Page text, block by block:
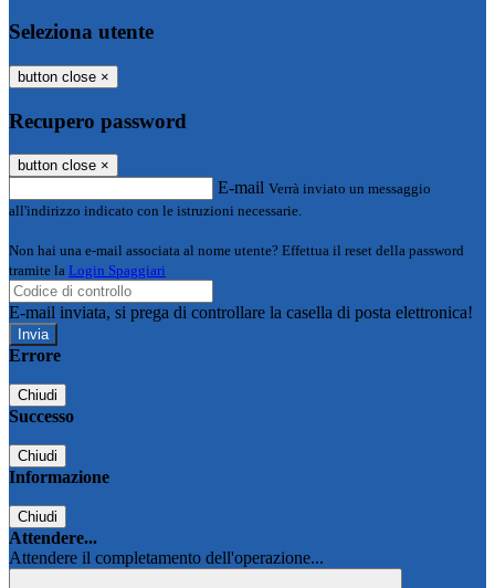
Seleziona utente
button close ×
Recupero password
button close ×
E-mail Verrà inviato un messaggio
all'indirizzo indicato con le istruzioni necessarie.
Non hai una e-mail associata al nome utente? Effettua il reset della password
tramite la Login Spaggiari
E-mail inviata, si prega di controllare la casella di posta elettronica!
Errore
Chiudi
Successo
Chiudi
Informazione
Chiudi
Attendere...
Attendere il completamento dell'operazione...